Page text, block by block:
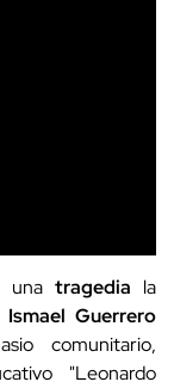
una tragedia la
Ismael Guerrero
comunitario,
"Leonardo